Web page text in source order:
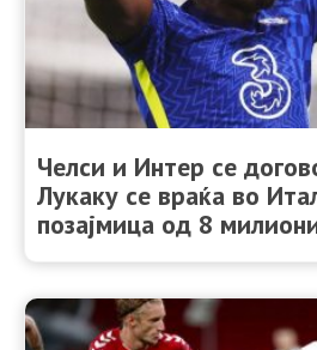
Челси и Интер се
Лукаку се враќа во
позајмица од 8